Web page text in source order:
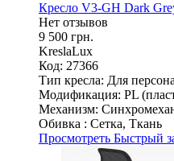
Кресло V3-GH Dark
Нет отзывов
9 500 грн.
KreslaLux
Код: 27366
Тип кресла: Для
Модификация: PL
Механизм:
Обивка : Сетка, Ткань
Просмотреть Быстрый